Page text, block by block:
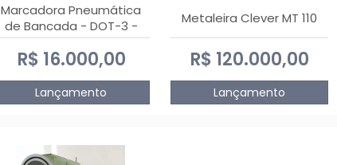
Marcadora Pneumática
de Bancada - DOT-3 -
Usada
R$ 16.000,00
Lançamento
Metaleira Clever MT 110
R$ 120.000,00
Lançamento